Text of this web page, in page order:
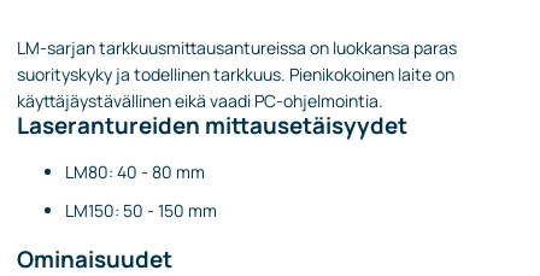
LM-sarjan tarkkuusmittausantureissa on luokkansa paras
suorityskyky ja todellinen tarkkuus. Pienikokoinen laite on
käyttäjäystävällinen eikä vaadi PC-ohjelmointia.
Laserantureiden mittausetäisyydet
LM80: 40 - 80 mm
LM150: 50 - 150 mm
Ominaisuudet